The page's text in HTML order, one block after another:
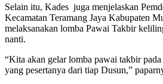
Selain itu, Kades juga menjelaskan
Kecamatan Teramang Jaya Kabupaten
melaksanakan lomba Pawai Takbir
nanti.
“Kita akan gelar lomba pawai takbir
yang pesertanya dari tiap Dusun,”